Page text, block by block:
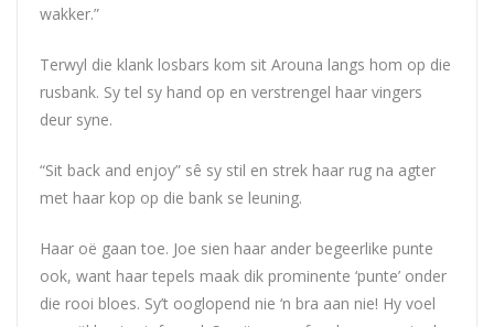
wakker.”
Terwyl die klank losbars kom sit Arouna langs hom op die
rusbank. Sy tel sy hand op en verstrengel haar vingers
deur syne.
“Sit back and enjoy” sê sy stil en strek haar rug na agter
met haar kop op die bank se leuning.
Haar oë gaan toe. Joe sien haar ander begeerlike punte
ook, want haar tepels maak dik prominente ‘punte’ onder
die rooi bloes. Sy’t ooglopend nie ‘n bra aan nie! Hy voel